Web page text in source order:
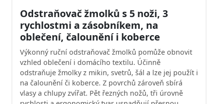
Odstraňovač žmolků s 5 noži, 3
rychlostmi a zásobníkem, na
oblečení, čalounění i koberce
Výkonný ruční odstraňovač žmolků pomůže obnovit
vzhled oblečení i domácího textilu. Účinně
odstraňuje žmolky z mikin, svetrů, šál a lze jej použít i
na čalounění či koberce. Z povrchů zároveň sbírá
vlasy a chlupy zvířat. Pět řezných nožů, tři úrovně